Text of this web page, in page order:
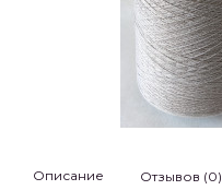
Описание Отзывов (0)